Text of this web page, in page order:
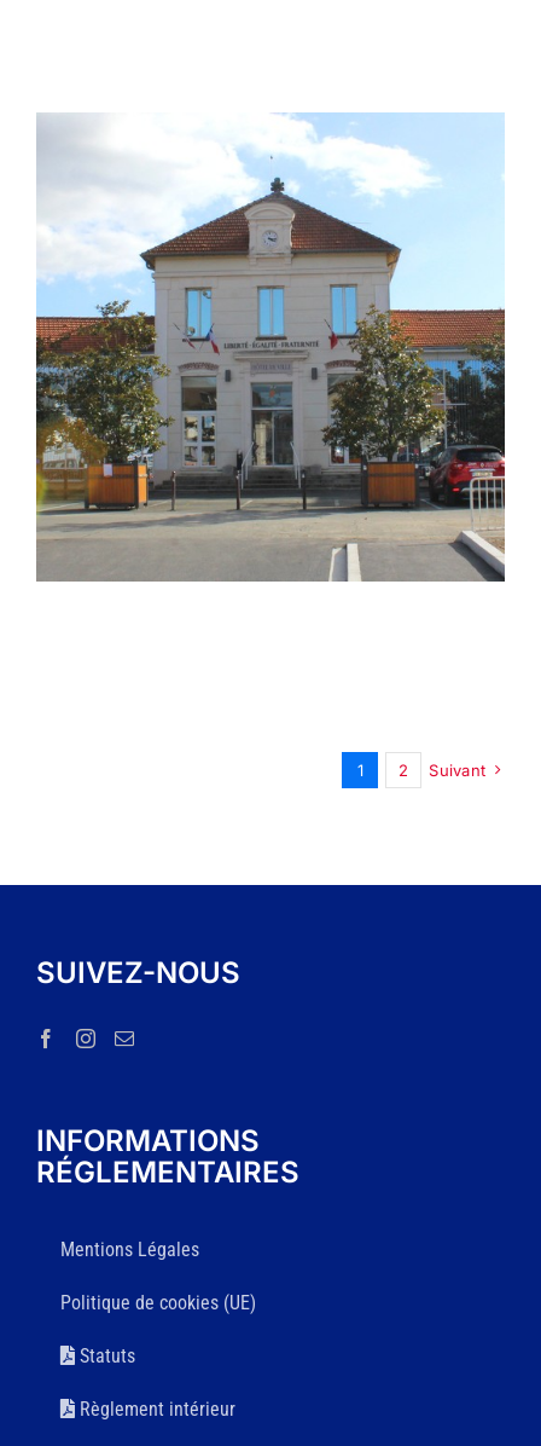
Ozoir-la-Ferrière
1 2 Suivant
SUIVEZ-NOUS
INFORMATIONS
RÉGLEMENTAIRES
Mentions Légales
Politique de cookies (UE)
Statuts
Règlement intérieur